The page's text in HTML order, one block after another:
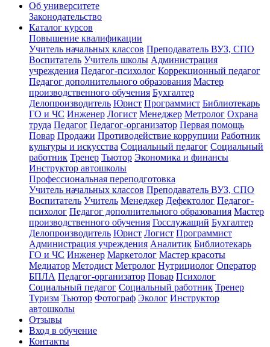
Об университете
Законодательство
Каталог курсов
Повышение квалификации
Учитель начальных классов Преподаватель ВУЗ, СПО
Воспитатель Учитель школы Администрация
учреждения Педагог-психолог Коррекционный педагог
Педагог дополнительного образования Мастер
производственного обучения Бухгалтер
Делопроизводитель Юрист Программист Библиотекарь
ГО и ЧС Инженер Логист Менеджер Метролог Охрана
труда Педагог Педагог-организатор Первая помощь
Повар Продажи Противодействие коррупции Работник
культуры и искусства Социальный педагог Социальный
работник Тренер Тьютор Экономика и финансы
Инструктор автошколы
Профессиональная переподготовка
Учитель начальных классов Преподаватель ВУЗ, СПО
Воспитатель Учитель Менеджер Дефектолог Педагог-
психолог Педагог дополнительного образования Мастер
производственного обучения Госслужащий Бухгалтер
Делопроизводитель Юрист Логист Программист
Администрация учреждения Аналитик Библиотекарь
ГО и ЧС Инженер Маркетолог Мастер красоты
Медиатор Методист Метролог Нутрициолог Оператор
БПЛА Педагог-организатор Повар Психолог
Социальный педагог Социальный работник Тренер
Туризм Тьютор Фотограф Эколог Инструктор
автошколы
Отзывы
Вход в обучение
Контакты